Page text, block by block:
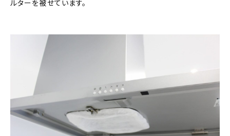
ルターを被せています。